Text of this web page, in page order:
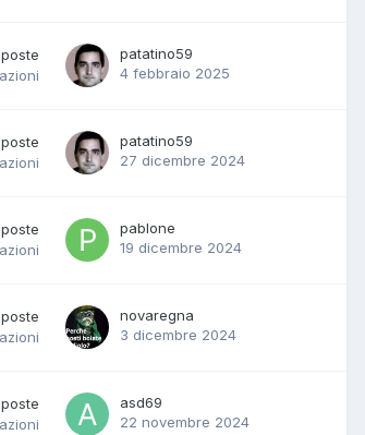
patatino59
4 febbraio 2025
patatino59
27 dicembre 2024
pablone
19 dicembre 2024
novaregna
3 dicembre 2024
asd69
22 novembre 2024